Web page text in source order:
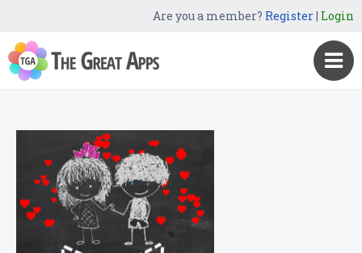
Are you a member? Register| Login